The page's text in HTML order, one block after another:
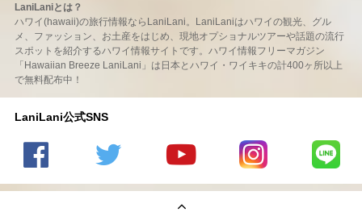
LaniLaniとは？
ハワイ(hawaii)の旅行情報ならLaniLani。LaniLaniはハワイの観光、グル
メ、ファッション、お土産をはじめ、現地オプショナルツアーや話題の流行
スポットを紹介するハワイ情報サイトです。ハワイ情報フリーマガジン
「Hawaiian Breeze LaniLani」は日本とハワイ・ワイキキの計400ヶ所以上
で無料配布中！
LaniLani公式SNS
の
のtwitter
の
LaniLani
LaniLani